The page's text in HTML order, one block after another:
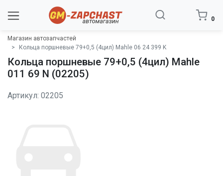
0
Магазин автозапчастей
Кольца поршневые 79+0,5 (4цил) Mahle 06 24 399 K
Кольца поршневые 79+0,5 (4цил) Mahle
011 69 N (02205)
Артикул: 02205